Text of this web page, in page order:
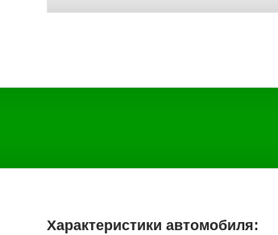
Характеристики автомобиля: